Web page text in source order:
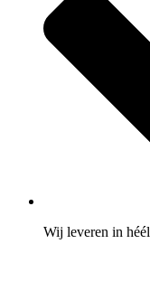
Wij leveren in héél